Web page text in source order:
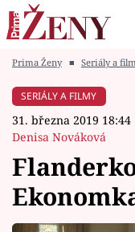
Módní alarm
Témata
Prima Ženy ■ Seriály a
SERIÁLY A FILMY
31. března 2019 18:44
Denisa Nováková